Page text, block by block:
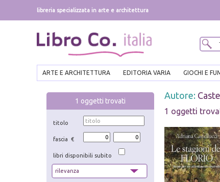
libreria specializzata in arte e architettura
ARTE E ARCHITETTURA EDITORIA VARIA GIOCHI E
1 oggetti trovati
titolo
fascia €
libri disponibili subito
Autore:
1 oggetti